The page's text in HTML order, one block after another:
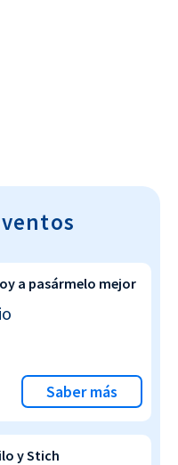
a pasármelo mejor
Saber más
y Stich